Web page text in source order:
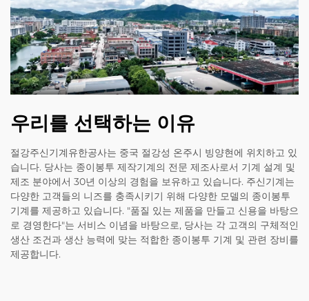
우리를 선택하는 이유
절강주신기계유한공사는 중국 절강성 온주시 빙양현에 위치하고 있
습니다. 당사는 종이봉투 제작기계의 전문 제조사로서 기계 설계 및
제조 분야에서 30년 이상의 경험을 보유하고 있습니다. 주신기계는
다양한 고객들의 니즈를 충족시키기 위해 다양한 모델의 종이봉투
기계를 제공하고 있습니다. "품질 있는 제품을 만들고 신용을 바탕으
로 경영한다"는 서비스 이념을 바탕으로, 당사는 각 고객의 구체적인
생산 조건과 생산 능력에 맞는 적합한 종이봉투 기계 및 관련 장비를
제공합니다.